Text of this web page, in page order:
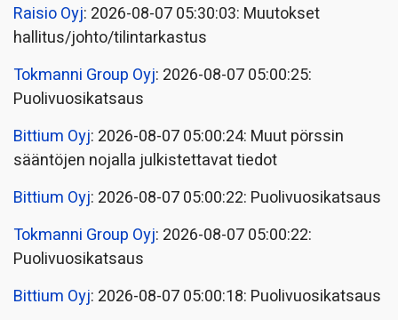
Raisio Oyj: 2026-08-07 05:30:03: Muutokset
hallitus/johto/tilintarkastus
Tokmanni Group Oyj: 2026-08-07 05:00:25:
Puolivuosikatsaus
Bittium Oyj: 2026-08-07 05:00:24: Muut pörssin
sääntöjen nojalla julkistettavat tiedot
Bittium Oyj: 2026-08-07 05:00:22: Puolivuosikatsaus
Tokmanni Group Oyj: 2026-08-07 05:00:22:
Puolivuosikatsaus
Bittium Oyj: 2026-08-07 05:00:18: Puolivuosikatsaus